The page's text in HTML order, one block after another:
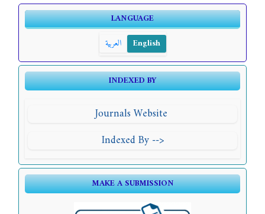
LANGUAGE
العربية
English
INDEXED BY
Journals Website
Indexed By -->
MAKE A SUBMISSION